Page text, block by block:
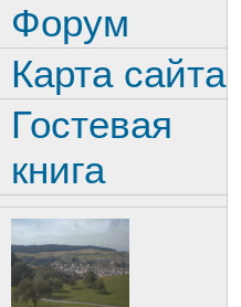
Форум
Карта сайта
Гостевая
книга